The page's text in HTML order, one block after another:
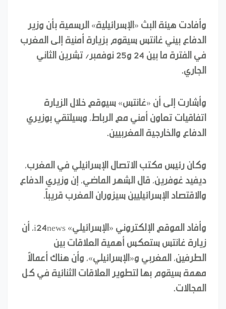
وأفادت هيئة البث «الإسرائيلية» الرسمية بأن وزير
الدفاع بيني غانتس سيقوم بزيارة أمنية إلى المغرب
في الفترة ما بين 24 و25 نوفمبر/ تشرين الثاني
الجاري.
وأشارت إلى أن «غانتس» سيوقع خلال الزيارة
اتفاقيات تعاون أمني مع الرباط، وسيلتقي بوزيري
الدفاع والخارجية المغربيين.
وكان رئيس مكتب الاتصال الإسرائيلي في المغرب،
ديفيد غوفرين، قال الشهر الماضي، إن وزيري الدفاع
والاقتصاد الإسرائيليين سيزوران المغرب قريباً.
وأفاد الموقع الإلكتروني «الإسرائيلي» i24news، أن
زيارة غانتس ستعكس أهمية العلاقات بين
الطرفين، المغربي و«الإسرائيلي»، وأن هناك أعمالاً
مهمة سيقوم بها لتطوير العلاقات الثنائية في كل
المجالات.